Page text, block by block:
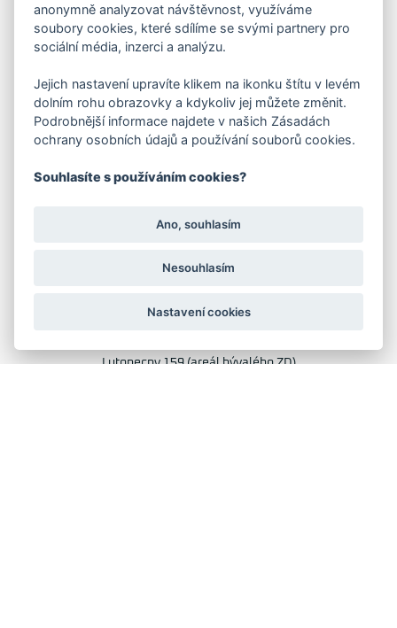
O NÁS
O společnosti
Kariéra
Kontakty
FAKTURAČNÍ ADRESA
Praha 4 - Nusle, 140 00
IČO: 28404009
KORESP. ADRESA A SKLAD
Lutopecny 159 (areál bývalého ZD)
anonymně analyzovat návštěvnost, využíváme
soubory cookies, které sdílíme se svými partnery pro
sociální média, inzerci a analýzu.
Jejich nastavení upravíte klikem na ikonku štítu v levém
dolním rohu obrazovky a kdykoliv jej můžete změnit.
Podrobnější informace najdete v našich Zásadách
ochrany osobních údajů a používání souborů cookies.
Souhlasíte s používáním cookies?
Ano, souhlasím
Nesouhlasím
Nastavení cookies